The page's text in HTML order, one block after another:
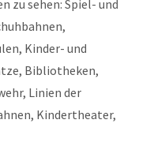
zu sehen: Spiel- und
Kinder- und
Bibliotheken,
Linien der
Kindertheater,